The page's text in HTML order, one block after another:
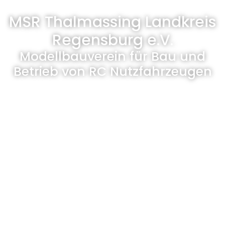
MSR Thalmassing Landkreis
Regensburg e.V.
Modellbauverein für Bau und
Betrieb von RC Nutzfahrzeugen